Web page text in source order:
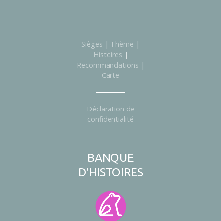
Sièges | Thème |
Histoires |
Recommandations |
Carte
Déclaration de
confidentialité
BANQUE
D'HISTOIRES